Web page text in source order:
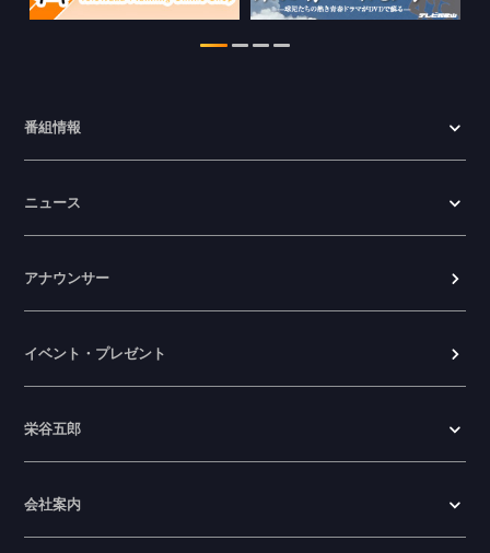
番組情報
ニュース
アナウンサー
イベント・プレゼント
栄谷五郎
会社案内